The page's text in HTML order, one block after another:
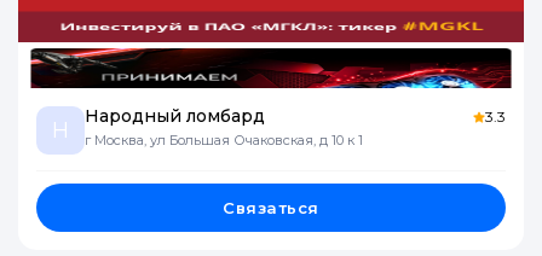
Н
Народный ломбард
г Москва, ул Большая Очаковская, д 10 к 1
3.3
Связаться